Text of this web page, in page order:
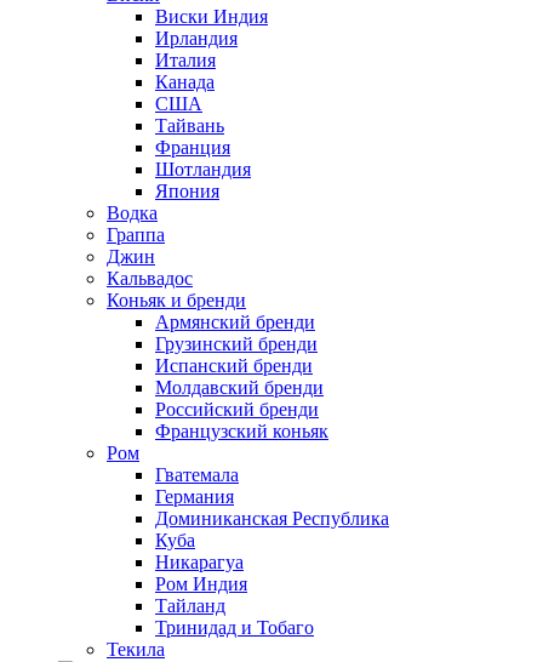
Виски Индия
Ирландия
Италия
Канада
США
Тайвань
Франция
Шотландия
Япония
Водка
Граппа
Джин
Кальвадос
Коньяк и бренди
Армянский бренди
Грузинский бренди
Испанский бренди
Молдавский бренди
Российский бренди
Французский коньяк
Ром
Гватемала
Германия
Доминиканская Республика
Куба
Никарагуа
Ром Индия
Тайланд
Тринидад и Тобаго
Текила